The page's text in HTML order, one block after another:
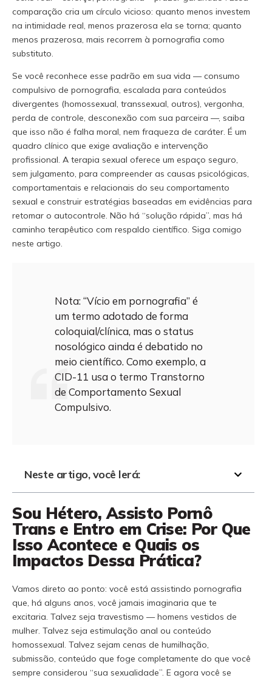
comparação cria um círculo vicioso: quanto menos investem
na intimidade real, menos prazerosa ela se torna; quanto
menos prazerosa, mais recorrem à pornografia como
substituto.
Se você reconhece esse padrão em sua vida — consumo
compulsivo de pornografia, escalada para conteúdos
divergentes (homossexual, transsexual, outros), vergonha,
perda de controle, desconexão com sua parceira —, saiba
que isso não é falha moral, nem fraqueza de caráter. É um
quadro clínico que exige avaliação e intervenção
profissional. A terapia sexual oferece um espaço seguro,
sem julgamento, para compreender as causas psicológicas,
comportamentais e relacionais do seu comportamento
sexual e construir estratégias baseadas em evidências para
retomar o autocontrole. Não há “solução rápida”, mas há
caminho terapêutico com respaldo científico. Siga comigo
neste artigo.
Nota: “Vício em pornografia” é
um termo adotado de forma
coloquial/clínica, mas o status
nosológico ainda é debatido no
meio científico. Como exemplo, a
CID-11 usa o termo Transtorno
de Comportamento Sexual
Compulsivo.
Neste artigo, você lerá:
Sou Hétero, Assisto Pornô
Trans e Entro em Crise: Por Que
Isso Acontece e Quais os
Impactos Dessa Prática?
Vamos direto ao ponto: você está assistindo pornografia
que, há alguns anos, você jamais imaginaria que te
excitaria. Talvez seja travestismo — homens vestidos de
mulher. Talvez seja estimulação anal ou conteúdo
homossexual. Talvez sejam cenas de humilhação,
submissão, conteúdo que foge completamente do que você
sempre considerou “sua sexualidade”. E agora você se